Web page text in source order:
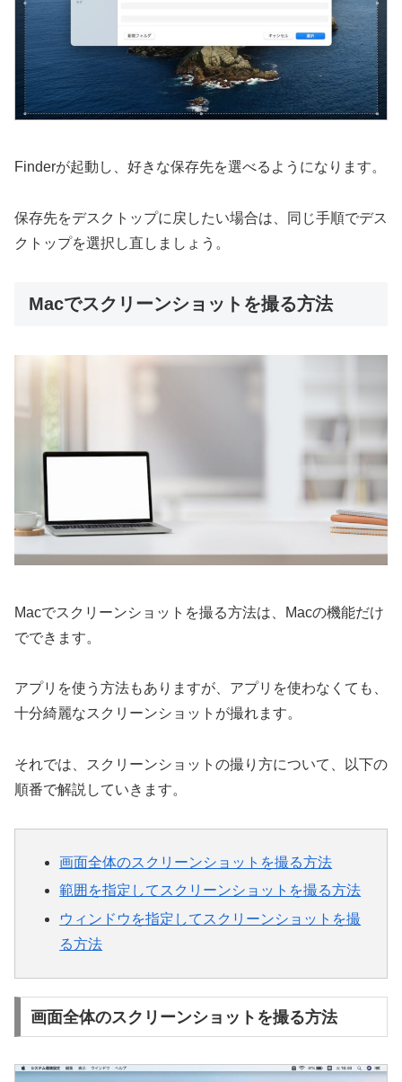
Finderが起動し、好きな保存先を選べるようになります。
保存先をデスクトップに戻したい場合は、同じ手順でデス
クトップを選択し直しましょう。
Macでスクリーンショットを撮る方法
Macでスクリーンショットを撮る方法は、Macの機能だけ
でできます。
アプリを使う方法もありますが、アプリを使わなくても、
十分綺麗なスクリーンショットが撮れます。
それでは、スクリーンショットの撮り方について、以下の
順番で解説していきます。
画面全体のスクリーンショットを撮る方法
範囲を指定してスクリーンショットを撮る方法
ウィンドウを指定してスクリーンショットを撮
る方法
画面全体のスクリーンショットを撮る方法